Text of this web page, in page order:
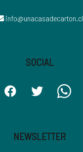
info@unacasadecarton.cl
SOCIAL
NEWSLETTER